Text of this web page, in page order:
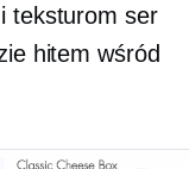
teksturom ser
hitem wśród